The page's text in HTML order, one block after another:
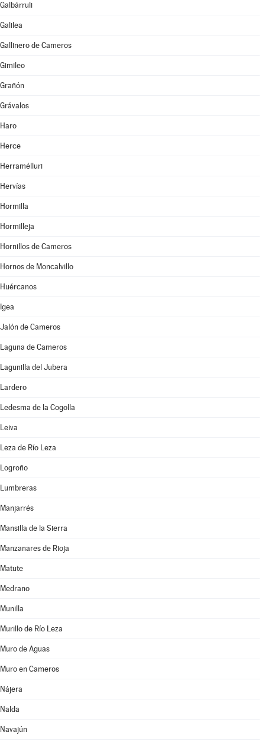
Galbárruli
Galilea
Gallinero de Cameros
Gimileo
Grañón
Grávalos
Haro
Herce
Herramélluri
Hervías
Hormilla
Hormilleja
Hornillos de Cameros
Hornos de Moncalvillo
Huércanos
Igea
Jalón de Cameros
Laguna de Cameros
Lagunilla del Jubera
Lardero
Ledesma de la Cogolla
Leiva
Leza de Río Leza
Logroño
Lumbreras
Manjarrés
Mansilla de la Sierra
Manzanares de Rioja
Matute
Medrano
Munilla
Murillo de Río Leza
Muro de Aguas
Muro en Cameros
Nájera
Nalda
Navajún